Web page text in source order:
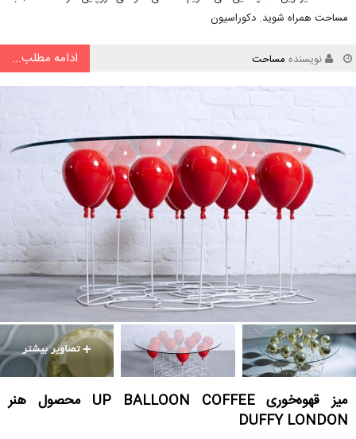
مساحت همراه شوید. دکوراسیون
نویسنده مساحت ادامه مطلب...
میز قهوه‌خوری UP BALLOON COFFEE محصول هنر
DUFFY LONDON